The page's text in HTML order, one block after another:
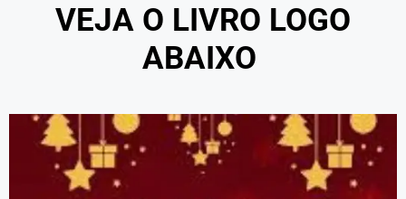
VEJA O LIVRO LOGO
ABAIXO